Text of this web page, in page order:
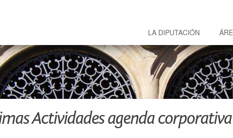
LA DIPUTACIÓN
Actividades agenda corporativa